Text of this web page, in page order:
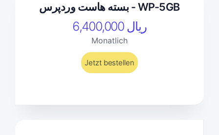
بسته هاست وردپرس - WP-5GB
6,400,000 ریال
Monatlich
Jetzt bestellen